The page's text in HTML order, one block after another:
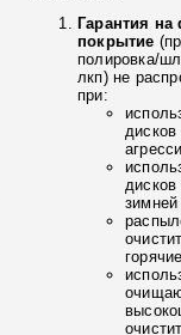
Гарантия
покрытие
полировка/
лкп) не
при:
зимней